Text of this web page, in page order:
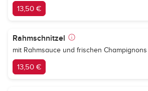
13,50 €
Rahmschnitzel
mit Rahmsauce und frischen Champignons
13,50 €